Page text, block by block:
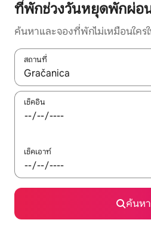
ที่พักช่วงวันหยุดพักผ่อน
ค้นหาและจองที่พักไม่เหมือนใคร
สถานที่
ใช้ลูกศรขึ้นลง หรือใช้การสัมผัสหรื
เช็คอิน
เช็คเอาท์
ค้นหา